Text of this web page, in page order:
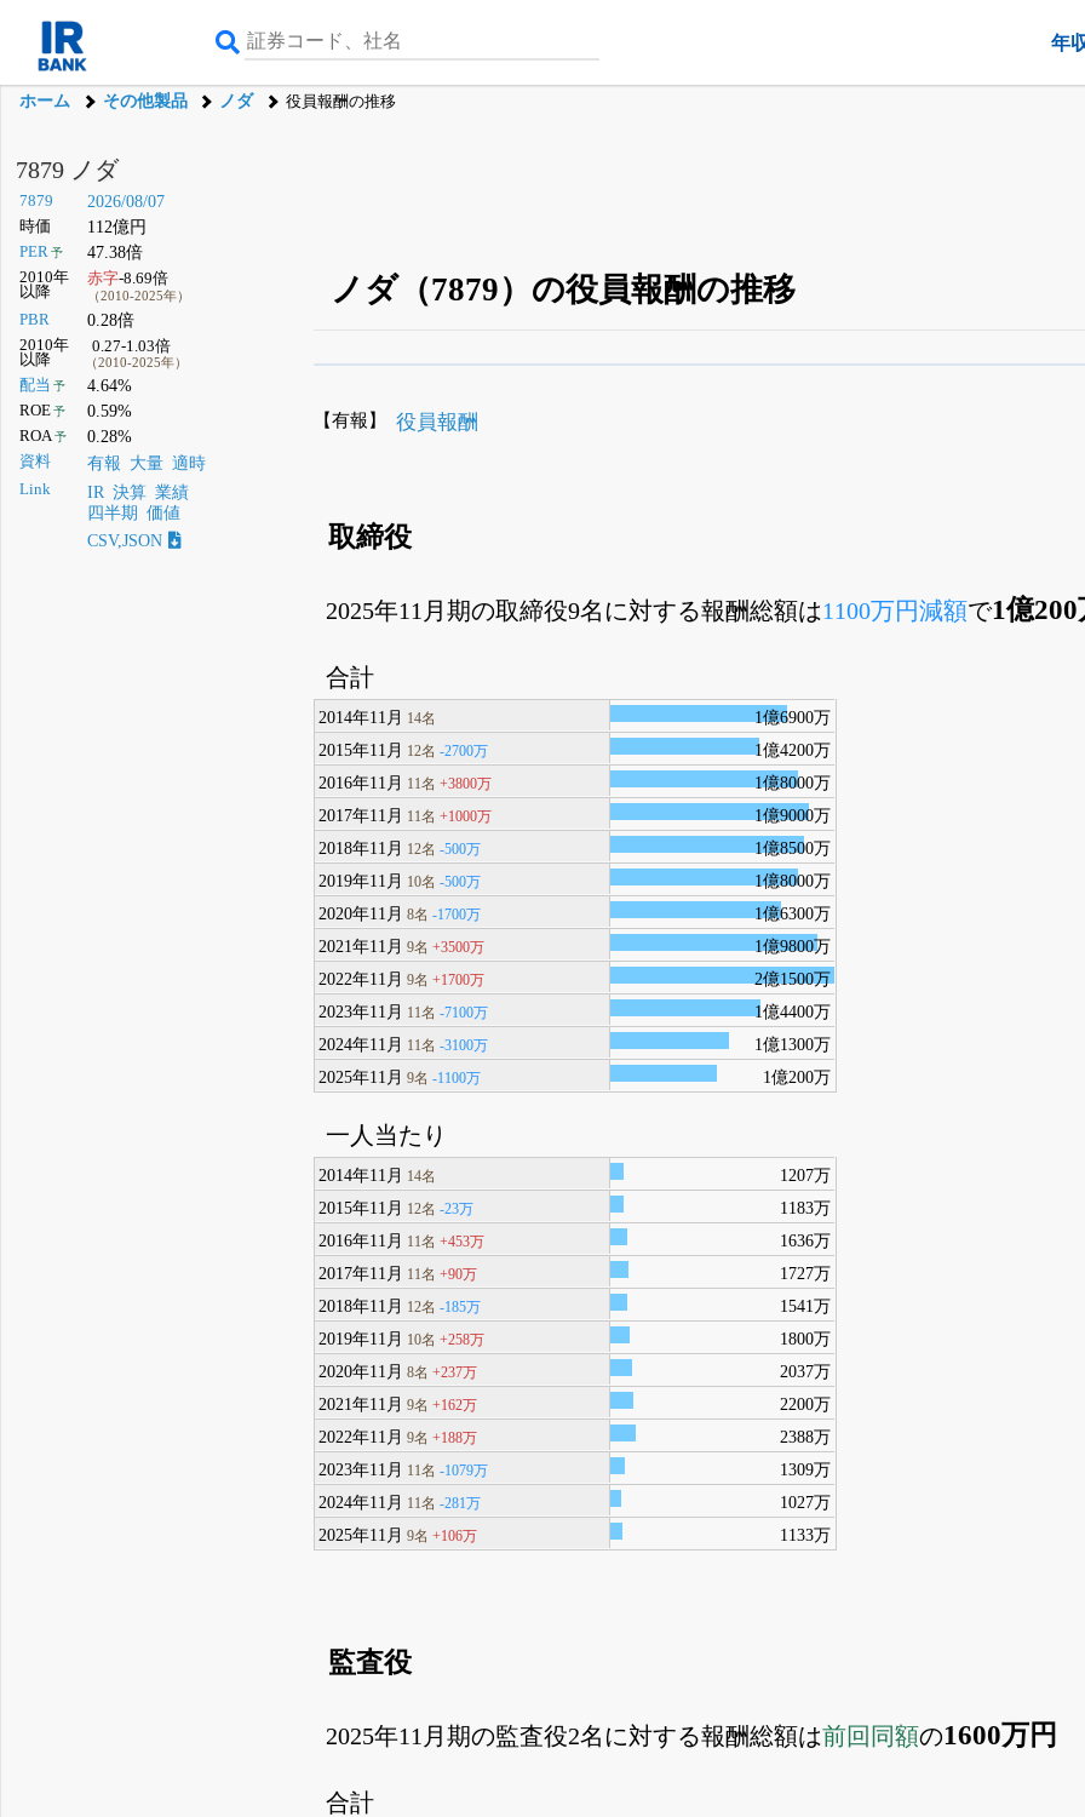
年
ホーム その他製品 ノダ 役員報酬の推移
7879 ノダ
7879 2026/08/07
時価 112億円
PER予 47.38倍
2010年
以降
赤字-8.69倍
（2010-2025年）
PBR 0.28倍
2010年
以降
0.27-1.03倍
（2010-2025年）
配当 予 4.64%
ROE予 0.59%
ROA 予 0.28%
資料 有報 大量 適時
Link IR 決算 業績
四半期 価値
CSV,JSON
ノダ（7879）の役員報酬の推移
【有報】 役員報酬
取締役
2025年11月期の取締役9名に対する報酬総額は1100万円減額で1億
合計
2014年11月 14名
1億6900万
2015年11月 12名 -2700万
1億4200万
2016年11月 11名 +3800万
1億8000万
2017年11月 11名 +1000万
1億9000万
2018年11月 12名 -500万
1億8500万
2019年11月 10名 -500万
1億8000万
2020年11月8名 -1700万
1億6300万
2021年11月9名 +3500万
1億9800万
2022年11月9名 +1700万
2億1500万
2023年11月 11名 -7100万
1億4400万
2024年11月 11名 -3100万
1億1300万
2025年11月9名 -1100万 1億200万
一人当たり
2014年11月 14名
1207万
2015年11月 12名 -23万
1183万
2016年11月 11名 +453万
1636万
2017年11月 11名 +90万
1727万
2018年11月 12名 -185万
1541万
2019年11月 10名 +258万
1800万
2020年11月8名 +237万
2037万
2021年11月9名 +162万
2200万
2022年11月9名 +188万
2388万
2023年11月 11名 -1079万
1309万
2024年11月 11名 -281万
1027万
2025年11月9名 +106万 1133万
監査役
2025年11月期の監査役2名に対する報酬総額は前回同額の1600万円
合計